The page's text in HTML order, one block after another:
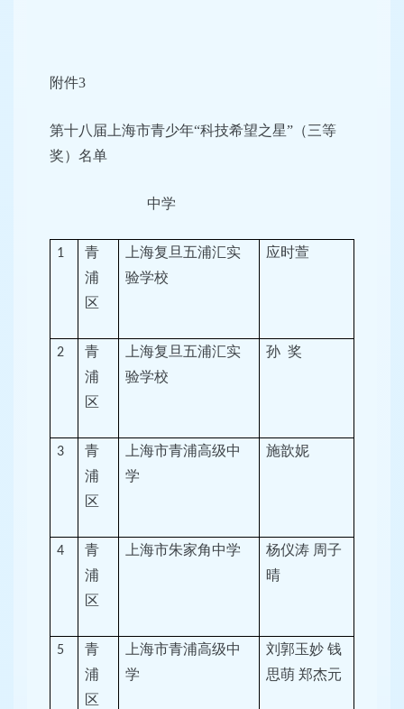
附件3
第十八届上海市青少年“科技希望之星”（三等
奖）名单
中学
1
青
浦
区
上海复旦五浦汇实
验学校
应时萱
2
青
浦
区
上海复旦五浦汇实
验学校
孙 奖
3
青
浦
区
上海市青浦高级中
学
施歆妮
4
青
浦
区
上海市朱家角中学 杨仪涛 周子
晴
5
青
浦
区
上海市青浦高级中
学
刘郭玉妙 钱
思萌 郑杰元